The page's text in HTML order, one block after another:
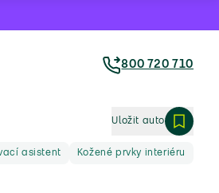
800 720 710
Uložit auto
asistent Kožené prvky interiéru